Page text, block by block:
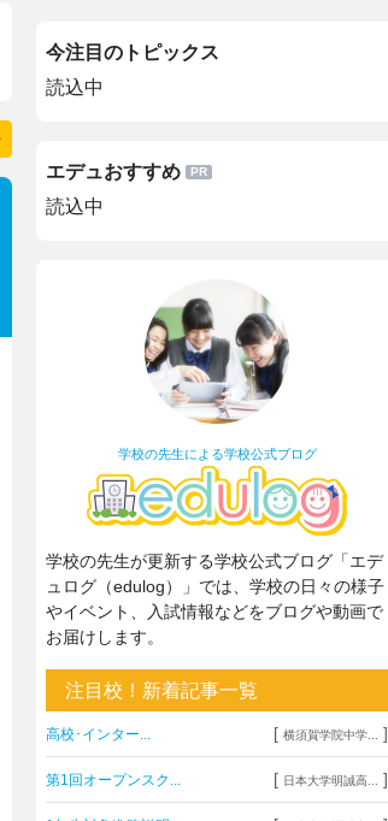
今注目のトピックス
読込中
エデュおすすめ
読込中
学校の先生による学校公式ブログ
学校の先生が更新する学校公式ブログ「エデ
ュログ（edulog）」では、学校の日々の様子
やイベント、入試情報などをブログや動画で
お届けします。
注目校！新着記事一覧
高校･インター... [ 横須賀学院中学... ]
第1回オープンスク... [ 日本大学明誠高... ]